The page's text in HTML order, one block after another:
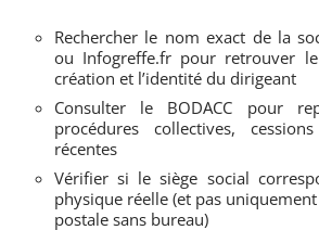
Rechercher le nom exact de la
ou Infogreffe.fr pour retrouver
création et l’identité du dirigeant
Consulter le BODACC pour
procédures collectives,
récentes
Vérifier si le siège social
physique réelle (et pas
postale sans bureau)